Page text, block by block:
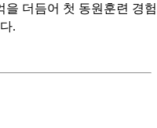
을 더듬어 첫 동원훈련 경
.